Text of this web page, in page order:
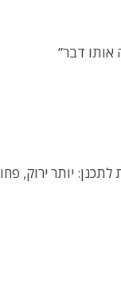
אותו דבר”
יותר ירוק,